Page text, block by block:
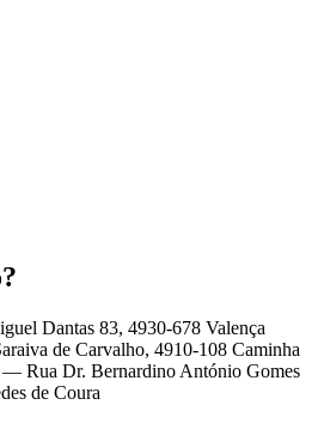
Dantas 83, 4930-678 Valença
de Carvalho, 4910-108 Caminha
— Rua Dr. Bernardino António Gomes
de Coura